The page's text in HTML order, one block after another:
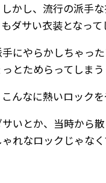
かし、流行の派手
ダサい衣装となって
にやらかしちゃっ
とためらってしまう
んなに熱いロック
いとか、当時から
れなロックじゃな